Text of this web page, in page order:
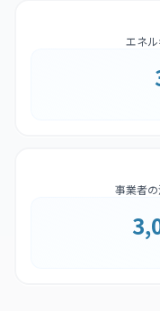
エネ
事業者